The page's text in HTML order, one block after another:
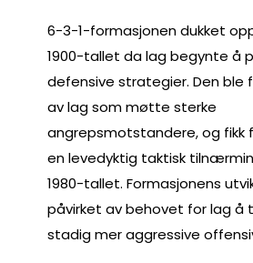
6-3-1-formasjonen dukket
1900-tallet da lag begynte å
defensive strategier. Den ble
av lag som møtte sterke
angrepsmotstandere, og
en levedyktig taktisk
1980-tallet. Formasjonens
påvirket av behovet for lag å
stadig mer aggressive